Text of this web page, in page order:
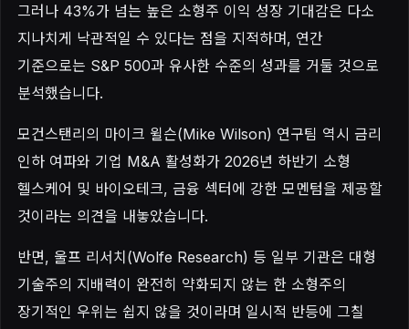
그러나 43%가 넘는 높은 소형주 이익 성장 기대감은 다소
지나치게 낙관적일 수 있다는 점을 지적하며, 연간
기준으로는 S&P 500과 유사한 수준의 성과를 거둘 것으로
분석했습니다.
모건스탠리의 마이크 윌슨(Mike Wilson) 연구팀 역시 금리
인하 여파와 기업 M&A 활성화가 2026년 하반기 소형
헬스케어 및 바이오테크, 금융 섹터에 강한 모멘텀을 제공할
것이라는 의견을 내놓았습니다.
반면, 울프 리서치(Wolfe Research) 등 일부 기관은 대형
기술주의 지배력이 완전히 약화되지 않는 한 소형주의
장기적인 우위는 쉽지 않을 것이라며 일시적 반등에 그칠